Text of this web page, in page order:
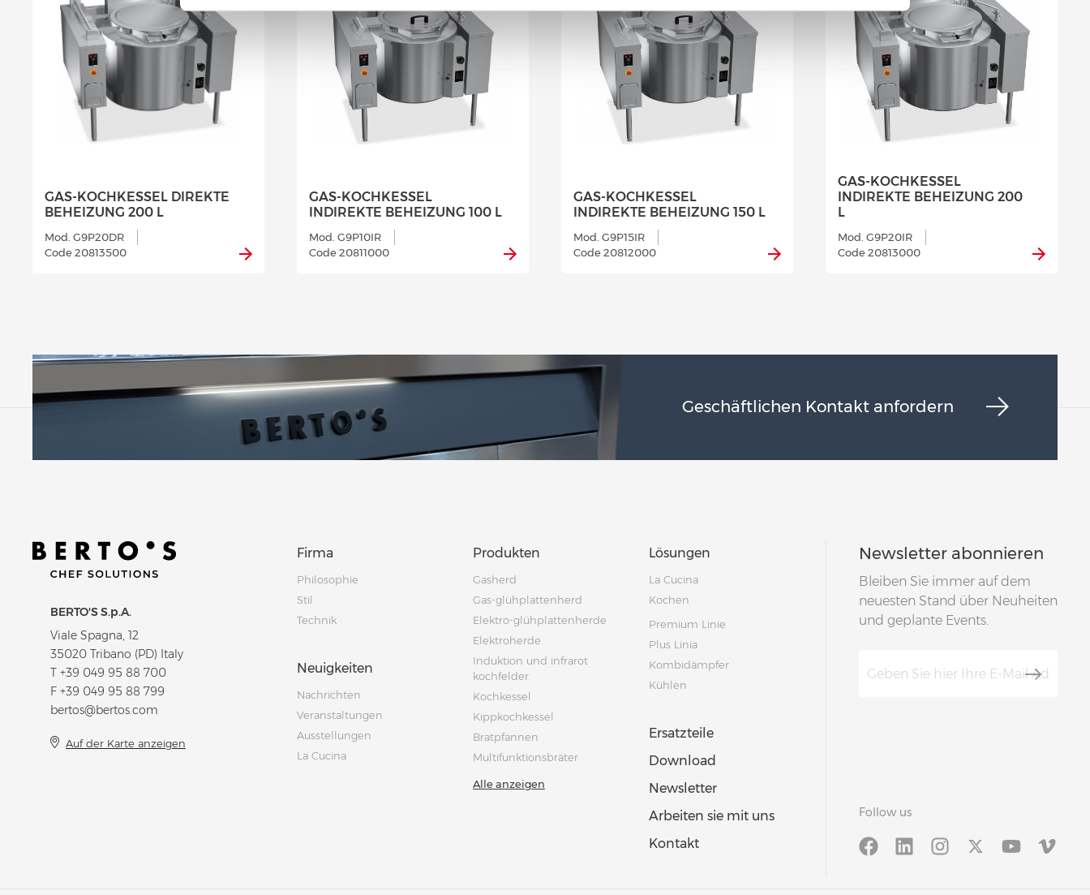
GAS-KOCHKESSEL DIREKTE
BEHEIZUNG 200 L
Mod. G9P20DR
Code 20813500
GAS-KOCHKESSEL
INDIREKTE BEHEIZUNG 100 L
Mod. G9P10IR
Code 20811000
GAS-KOCHKESSEL
INDIREKTE BEHEIZUNG 150 L
Mod. G9P15IR
Code 20812000
GAS-KOCHKESSEL
INDIREKTE BEHEIZUNG 200
L
Mod. G9P20IR
Code 20813000
Geschäftlichen Kontakt anfordern
BERTO'S S.p.A.
Viale Spagna, 12
35020 Tribano (PD) Italy
T +39 049 95 88 700
F +39 049 95 88 799
bertos@bertos.com
Auf der Karte anzeigen
Firma
Philosophie
Stil
Technik
Neuigkeiten
Nachrichten
Veranstaltungen
Ausstellungen
La Cucina
Produkten
Gasherd
Gas-glühplattenherd
Elektro-glühplattenherde
Elektroherde
Induktion und infrarot
kochfelder
Kochkessel
Kippkochkessel
Bratpfannen
Multifunktionsbräter
Alle anzeigen
Lösungen
La Cucina
Kochen
Premium Linie
Plus Linia
Kombidämpfer
Kühlen
Ersatzteile
Download
Newsletter
Arbeiten sie mit uns
Kontakt
Newsletter abonnieren
Bleiben Sie immer auf dem
neuesten Stand über Neuheiten
und geplante Events.
Follow us